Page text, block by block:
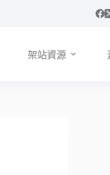
架站資源